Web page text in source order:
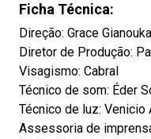
Ficha Técnica:
Direção: Grace
Diretor de Produção:
Visagismo: Cabral
Técnico de som: Éder
Técnico de luz: Venicio
Assessoria de